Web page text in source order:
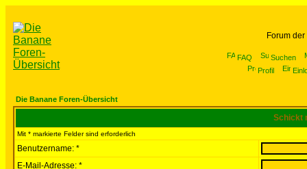
Forum
FAQ
Suchen
Profil
Die Banane Foren-Übersicht
Schickt
Mit * markierte Felder sind erforderlich
Benutzername: *
E-Mail-Adresse: *